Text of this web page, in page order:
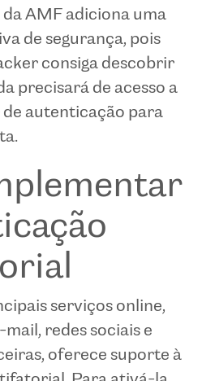
AMF adiciona uma
de segurança, pois
consiga descobrir
precisará de acesso a
autenticação para
serviços online,
redes sociais e
oferece suporte à